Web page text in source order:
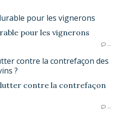
pour les vignerons
contre la contrefaçon des
?